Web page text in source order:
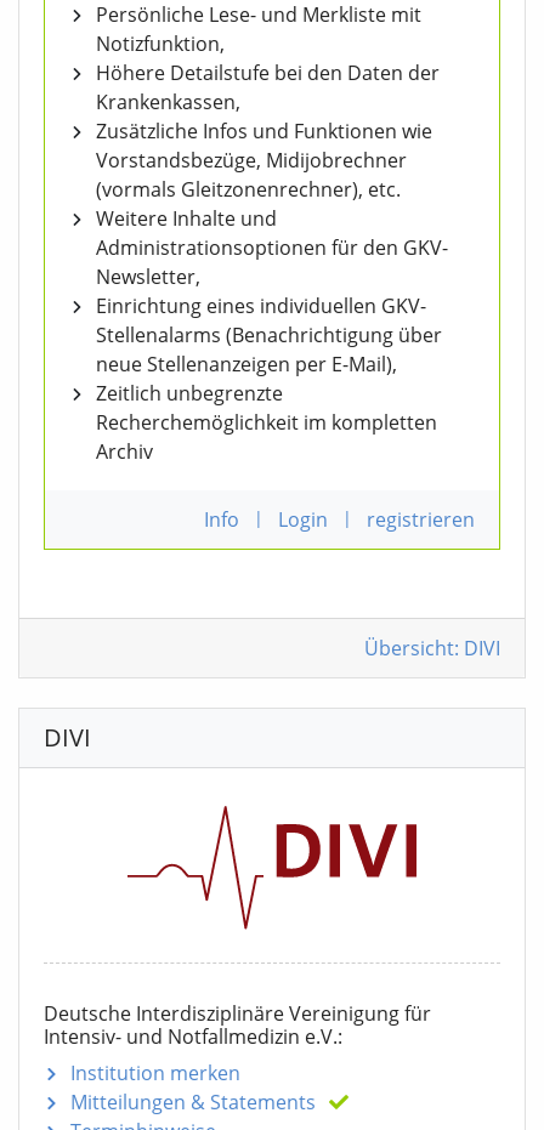
Persönliche Lese- und Merkliste mit
Notizfunktion,
Höhere Detailstufe bei den Daten der
Krankenkassen,
Zusätzliche Infos und Funktionen wie
Vorstandsbezüge, Midijobrechner
(vormals Gleitzonenrechner), etc.
Weitere Inhalte und
Administrationsoptionen für den GKV-
Newsletter,
Einrichtung eines individuellen GKV-
Stellenalarms (Benachrichtigung über
neue Stellenanzeigen per E-Mail),
Zeitlich unbegrenzte
Recherchemöglichkeit im kompletten
Archiv
Info | Login | registrieren
Übersicht: DIVI
DIVI
Deutsche Interdisziplinäre Vereinigung für
Intensiv- und Notfallmedizin e.V.:
Institution merken
Mitteilungen & Statements